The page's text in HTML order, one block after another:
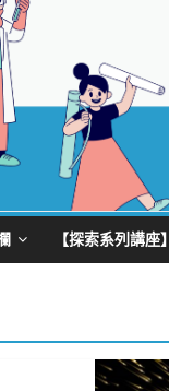
【探索系列講座】